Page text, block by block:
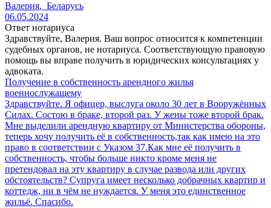
Валерия, Беларусь
06.05.2024
Ответ нотариуса
Здравствуйте, Валерия. Ваш вопрос относится к компетенции
судебных органов, не нотариуса. Соответствующую правовую
помощь вы вправе получить в юридических консультациях у
адвоката.
Получение в собственность арендного жилья
военнослужащему
Здравствуйте. Я офицер, выслуга около 30 лет в Вооружённых
Силах. Состою в браке, второй раз. У жены тоже второй брак.
Мне выделили арендную квартиру от Министерства обороны,
теперь хочу получить её в собственность,так как имею на это
право в соответствии с Указом 37.Как мне её получить в
собственность, чтобы больше никто кроме меня не
претендовал на эту квартиру в случае развода или других
обстоятельств? Супруга имеет несколько добрачных квартир и
коттедж, ни в чём не нуждается. У меня это единственное
жильё. Спасибо.